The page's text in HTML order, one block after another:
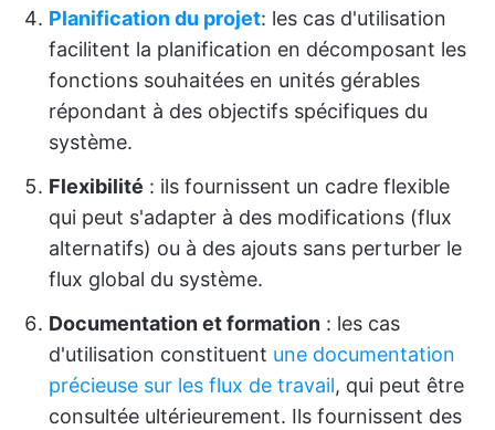
Planification du projet: les cas d'utilisation
facilitent la planification en décomposant les
fonctions souhaitées en unités gérables
répondant à des objectifs spécifiques du
système.
Flexibilité : ils fournissent un cadre flexible
qui peut s'adapter à des modifications (flux
alternatifs) ou à des ajouts sans perturber le
flux global du système.
Documentation et formation : les cas
d'utilisation constituent une documentation
précieuse sur les flux de travail, qui peut être
consultée ultérieurement. Ils fournissent des